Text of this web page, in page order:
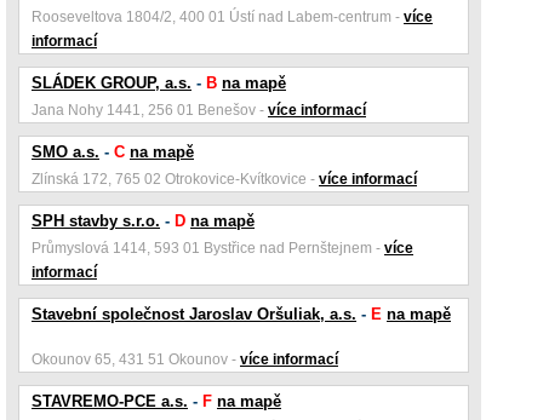
Rooseveltova 1804/2, 400 01 Ústí nad Labem-centrum - více
informací
SLÁDEK GROUP, a.s. - B na mapě
Jana Nohy 1441, 256 01 Benešov - více informací
SMO a.s. - C na mapě
Zlínská 172, 765 02 Otrokovice-Kvítkovice - více informací
SPH stavby s.r.o. - D na mapě
Průmyslová 1414, 593 01 Bystřice nad Pernštejnem - více
informací
Stavební společnost Jaroslav Oršuliak, a.s. - E na mapě
Okounov 65, 431 51 Okounov - více informací
STAVREMO-PCE a.s. - F na mapě